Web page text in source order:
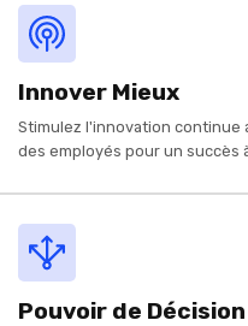
Innover Mieux
Stimulez l'innovation continue
des employés pour un succès
Pouvoir de Décision